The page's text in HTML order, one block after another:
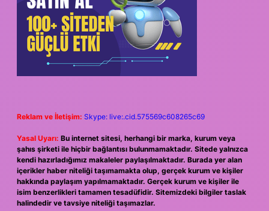
Reklam ve İletişim: Skype: live:.cid.575569c608265c69
Yasal Uyarı: Bu internet sitesi, herhangi bir marka, kurum veya
şahıs şirketi ile hiçbir bağlantısı bulunmamaktadır. Sitede yalnızca
kendi hazırladığımız makaleler paylaşılmaktadır. Burada yer alan
içerikler haber niteliği taşımamakta olup, gerçek kurum ve kişiler
hakkında paylaşım yapılmamaktadır. Gerçek kurum ve kişiler ile
isim benzerlikleri tamamen tesadüfidir. Sitemizdeki bilgiler taslak
halindedir ve tavsiye niteliği taşımazlar.